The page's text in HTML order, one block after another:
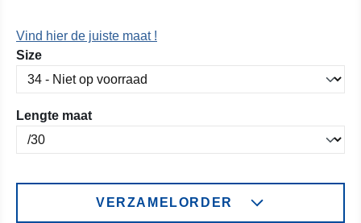
Vind hier de juiste maat !
Selecteer
Size
Selecteer
Lengte maat
VERZAMELORDER